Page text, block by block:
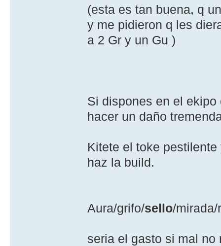
(esta es tan buena, q
y me pidieron q les
a 2 Gr y un Gu )
Si dispones en el
hacer un daño
Kitete el toke
haz la build.
Aura/grifo/sello/mirada/
seria el gasto si mal no